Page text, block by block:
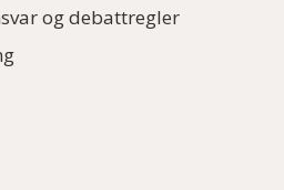
og debattregler